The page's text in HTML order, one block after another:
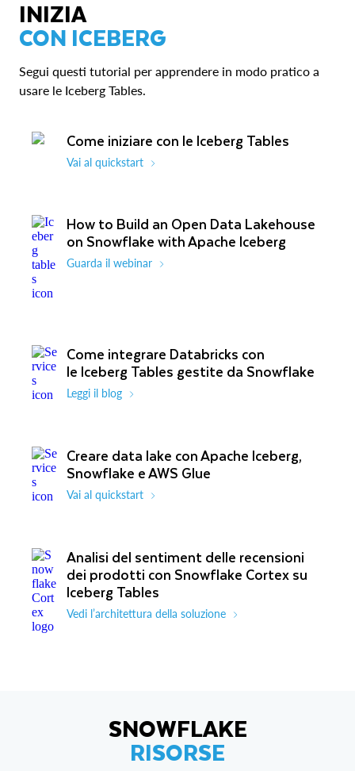
INIZIA
CON ICEBERG
Segui questi tutorial per apprendere in modo pratico a
usare le Iceberg Tables.
Come iniziare con le Iceberg Tables
Vai al quickstart
How to Build an Open Data Lakehouse
on Snowflake with Apache Iceberg
Guarda il webinar
Come integrare Databricks con
le Iceberg Tables gestite da Snowflake
Leggi il blog
Creare data lake con Apache Iceberg,
Snowflake e AWS Glue
Vai al quickstart
Analisi del sentiment delle recensioni
dei prodotti con Snowflake Cortex su
Iceberg Tables
Vedi l’architettura della soluzione
SNOWFLAKE
RISORSE